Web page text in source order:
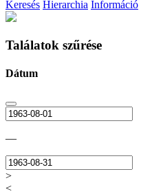
Keresés Hierarchia Információ
Találatok szűrése
Dátum
—
>
<